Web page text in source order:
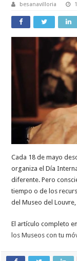
besanavilloria
Cada 18 de mayo
organiza el Día
diferente. Pero
tiempo o de los
del Museo del
El artículo completo en
los Museos con tu